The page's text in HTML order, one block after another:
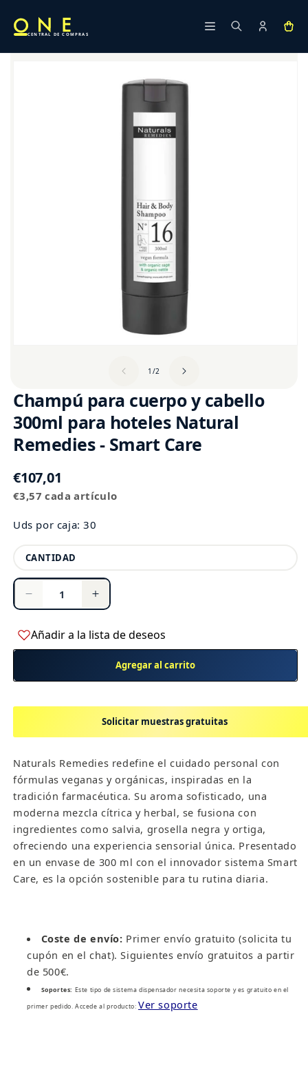
directamente
al contenido
CENTRAL DE COMPRAS
1 /de
2
Champú para cuerpo y cabello
300ml para hoteles Natural
Remedies - Smart Care
Precio
habitual
€107,01
Precio
€3,57 cada artículo
Uds por caja: 30
Cantidad
CANTIDAD
Reducir
para
Champú
cuerpo
cabello
hoteles
Natural
Remedies
Smart
Care
Aumentar
para
Champú
para
cuerpo
cabello
300ml
hoteles
Natural
Remedies
Smart
Care
Añadir a la lista de deseos
Agregar al carrito
Solicitar muestras gratuitas
Solicitar muestras gratuitas
Nombre del
hotel *
Correo
electrónico *
Enviar solicitud
Naturals Remedies redefine el cuidado personal con
fórmulas veganas y orgánicas, inspiradas en la
tradición farmacéutica. Su aroma sofisticado, una
moderna mezcla cítrica y herbal, se fusiona con
ingredientes como salvia, grosella negra y ortiga,
ofreciendo una experiencia sensorial única. Presentado
en un envase de 300 ml con el innovador sistema Smart
Care, es la opción sostenible para tu rutina diaria.
Coste de envío: Primer envío gratuito (solicita tu
cupón en el chat). Siguientes envío gratuitos a partir
de 500€.
Soportes: Este tipo de sistema dispensador necesita soporte y es gratuito en el
primer pedido. Accede al producto: Ver soporte